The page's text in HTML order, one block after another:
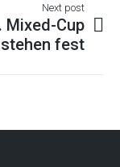
Next post
Mixed-Cup
stehen fest